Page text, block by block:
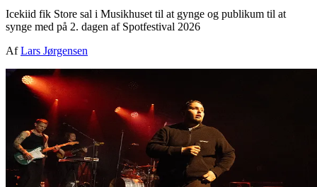
Icekiid fik Store sal i Musikhuset til at gynge og publikum til at
synge med på 2. dagen af Spotfestival 2026
AfLars Jørgensen